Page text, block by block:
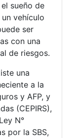
sueño de
vehículo
ser
con una
de riesgos.
una
a la
y AFP, y
(CEPIRS),
N°
por la SBS,